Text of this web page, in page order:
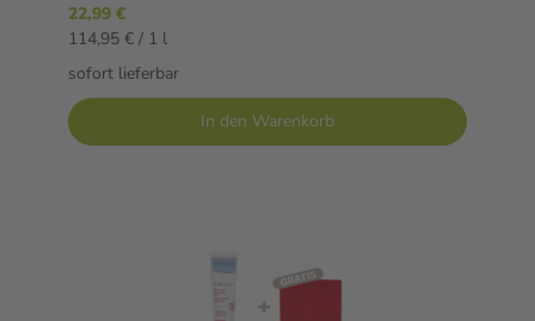
22,99 €
114,95 € / 1 l
sofort lieferbar
In den Warenkorb